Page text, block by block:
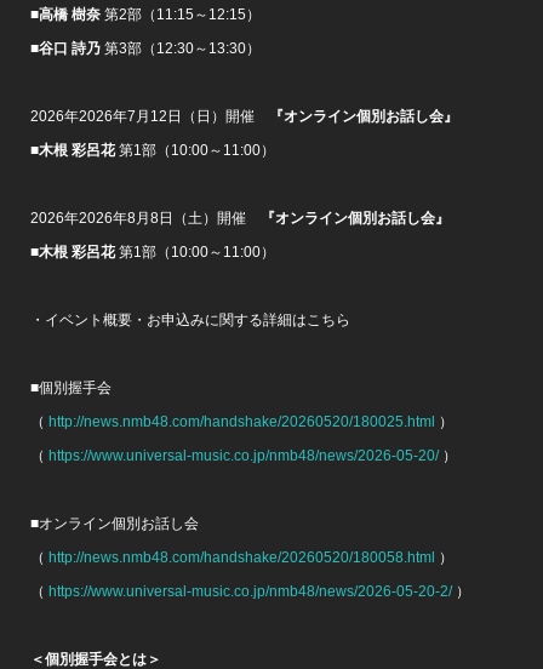
■高橋 樹奈 第2部（11:15～12:15）
■谷口 詩乃 第3部（12:30～13:30）
2026年2026年7月12日（日）開催
『オンライン個別お話し会』
■木根 彩呂花第1部（10:00～11:00）
2026年2026年8月8日（土）開催
『オンライン個別お話し会』
■木根 彩呂花第1部（10:00～11:00）
・イベント概要・お申込みに関する詳細はこちら
■個別握手会
（ http://news.nmb48.com/handshake/20260520/180025.html ）
（ https://www.universal-music.co.jp/nmb48/news/2026-05-20/）
■オンライン個別お話し会
（ http://news.nmb48.com/handshake/20260520/180058.html ）
（ https://www.universal-music.co.jp/nmb48/news/2026-05-20-2/）
＜個別握手会とは＞